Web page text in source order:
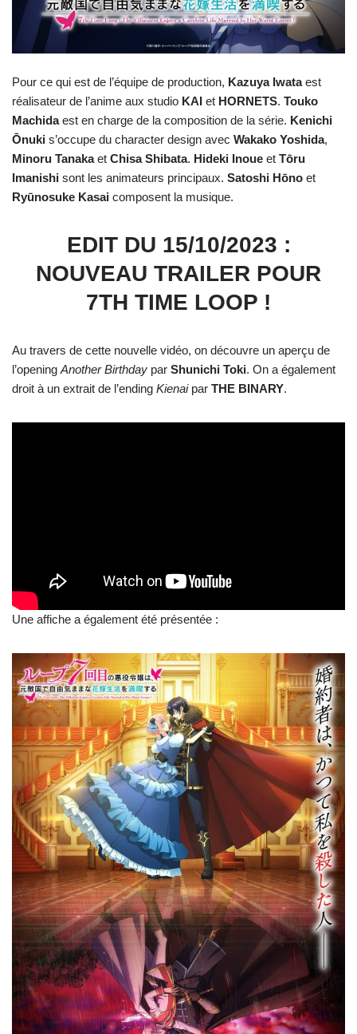
Pour ce qui est de l’équipe de production, Kazuya Iwataest
réalisateur de l’anime aux studio KAI et HORNETS. Touko
Machidaest en charge de la composition de la série. Kenichi
Ōnuki s’occupe du character design avec Wakako Yoshida,
Minoru Tanakaet Chisa Shibata. Hideki Inoue et Tōru
Imanishi sont les animateurs principaux. Satoshi Hōno et
Ryūnosuke Kasai composent la musique.
EDIT DU 15/10/2023 :
NOUVEAU TRAILER POUR
7TH TIME LOOP !
Au travers de cette nouvelle vidéo, on découvre un aperçu de
l’opening Another Birthday par Shunichi Toki. On a également
droit à un extrait de l’ending Kienaipar THE BINARY.
Une affiche a également été présentée :